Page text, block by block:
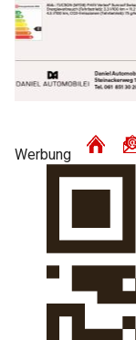
Werbung